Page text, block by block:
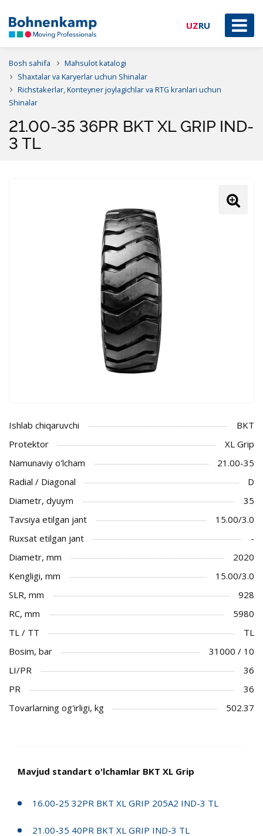
UZRU
Bosh sahifa
Mahsulot katalogi
Shaxtalar va Karyerlar uchun Shinalar
Richstakerlar, Konteyner joylagichlar va RTG kranlari uchun
Shinalar
21.00-35 36PR BKT XL GRIP IND-
3 TL
Ishlab chiqaruvchi
BKT
Protektor
XL Grip
Namunaviy o'lcham
21.00-35
Radial / Diagonal
D
Diametr, dyuym
35
Tavsiya etilgan jant
15.00/3.0
Ruxsat etilgan jant
-
Diametr, mm
2020
Kengligi, mm
15.00/3.0
SLR, mm
928
RC, mm
5980
TL / TT
TL
Bosim, bar
31000 / 10
LI/PR
36
PR
36
Tovarlarning og'irligi, kg
502.37
Mavjud standart o'lchamlar BKT XL Grip
16.00-25 32PR BKT XL GRIP 205A2 IND-3 TL
21.00-35 40PR BKT XL GRIP IND-3 TL